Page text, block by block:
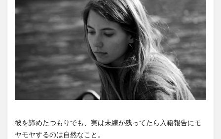
彼を諦めたつもりでも、実は未練が残ってたら入籍報告にモ
ヤモヤするのは自然なこと。